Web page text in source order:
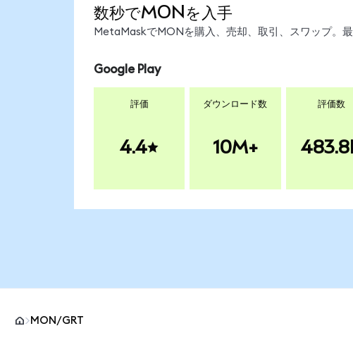
数秒でMONを入手
MetaMaskでMONを購入、売却、取引、スワップ。
Google Play
評価
4.4
ダウンロード数
10M+
評価数
MON/GRT